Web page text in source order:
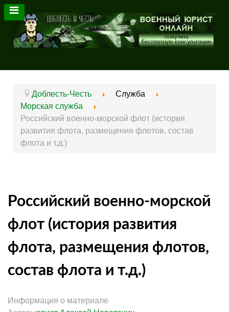
Доблесть-Честь
Служба
Морская служба
Российский военно-морской флот (история
развития флота, размещения флотов, состав
флота и т.д.)
Российский военно-морской
флот (история развития
флота, размещения флотов,
состав флота и т.д.)
Информация о материале